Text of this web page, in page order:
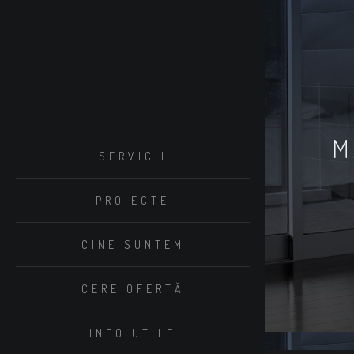
SERVICII
PROIECTE
CINE SUNTEM
CERE OFERTĂ
INFO UTILE